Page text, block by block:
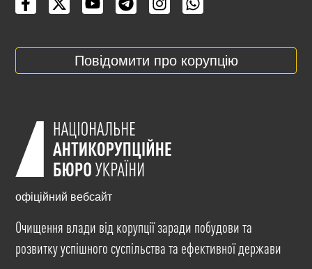
Повідомити про корупцію
офіційний вебсайт
Очищення влади від корупції заради побудови та
розвитку успішного суспільства та ефективної держави